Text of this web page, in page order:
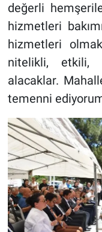
değerli
hizmetleri
hizmetleri
nitelikli, etkili,
alacaklar.
temenni